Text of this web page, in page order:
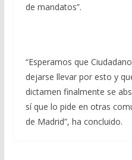
de mandatos”.
“Esperamos que
dejarse llevar por esto y
dictamen finalmente se
sí que lo pide en otras
de Madrid”, ha concluido.